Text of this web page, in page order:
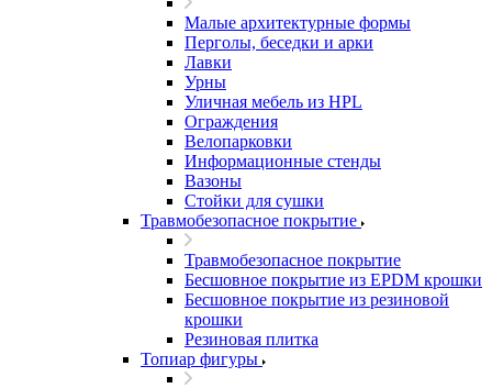
Малые архитектурные формы
Перголы, беседки и арки
Лавки
Урны
Уличная мебель из HPL
Ограждения
Велопарковки
Информационные стенды
Вазоны
Стойки для сушки
Травмобезопасное покрытие
Травмобезопасное покрытие
Бесшовное покрытие из EPDM крошки
Бесшовное покрытие из резиновой
крошки
Резиновая плитка
Топиар фигуры